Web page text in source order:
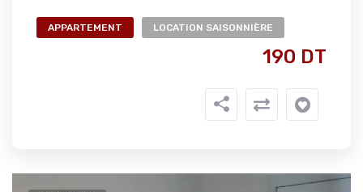
APPARTEMENT LOCATION SAISONNIÈRE
190 DT